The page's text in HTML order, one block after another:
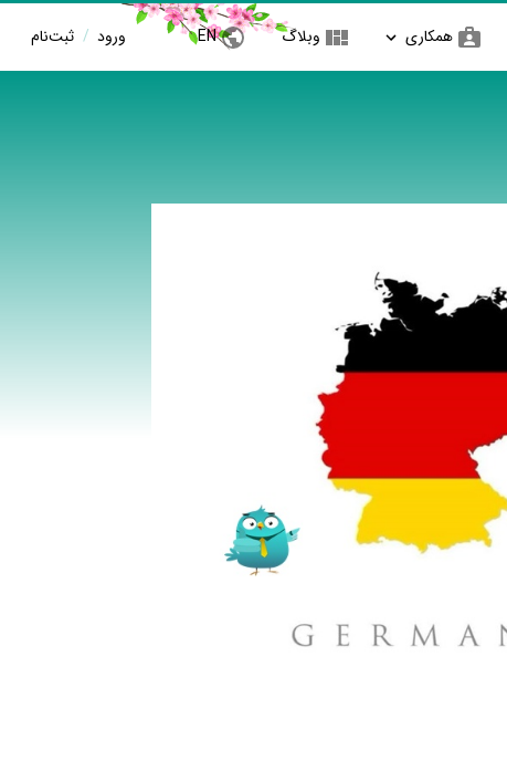
همکاری وبلاگ EN ورود / ثبت‌نام